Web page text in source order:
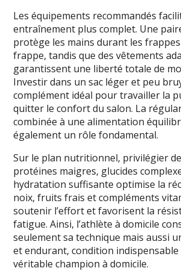
Les équipements recommandés
entraînement plus complet. Une
protège les mains durant les
frappe, tandis que des vêtements
garantissent une liberté totale de
Investir dans un sac léger et peu
complément idéal pour travailler la
quitter le confort du salon. La
combinée à une alimentation
également un rôle fondamental.
Sur le plan nutritionnel, privilégier
protéines maigres, glucides
hydratation suffisante optimise la
noix, fruits frais et compléments
soutenir l’effort et favorisent la
fatigue. Ainsi, l’athlète à domicile
seulement sa technique mais aussi
et endurant, condition
véritable champion à domicile.